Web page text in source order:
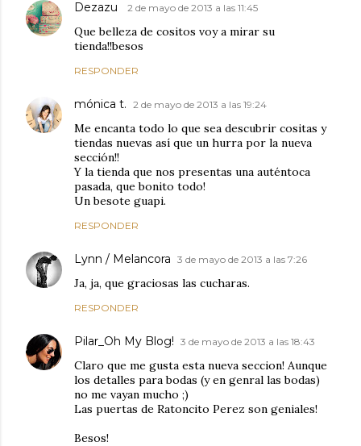
Dezazu 2 de mayo de 2013 a las 11:45
Que belleza de cositos voy a mirar su
tienda!!besos
RESPONDER
mónica t. 2 de mayo de 2013 a las 19:24
Me encanta todo lo que sea descubrir cositas y
tiendas nuevas así que un hurra por la nueva
sección!!
Y la tienda que nos presentas una auténtoca
pasada, que bonito todo!
Un besote guapi.
RESPONDER
Lynn / Melancora 3 de mayo de 2013 a las 7:26
Ja, ja, que graciosas las cucharas.
RESPONDER
Pilar_Oh My Blog! 3 de mayo de 2013 a las 18:43
Claro que me gusta esta nueva seccion! Aunque
los detalles para bodas (y en genral las bodas)
no me vayan mucho ;)
Las puertas de Ratoncito Perez son geniales!
Besos!